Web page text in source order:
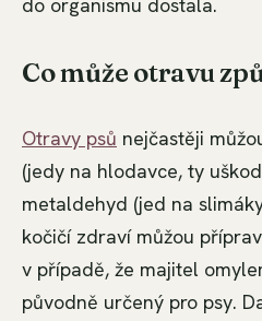
do organismu dostala.
Co může otravu
Otravy psů nejčastěji
(jedy na hlodavce, ty
metaldehyd (jed na
kočičí zdraví můžou
v případě, že majitel
původně určený pro psy.